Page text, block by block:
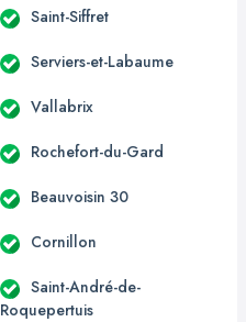
Saint-Siffret
Serviers-et-Labaume
Vallabrix
Rochefort-du-Gard
Beauvoisin 30
Cornillon
Saint-André-de-
Roquepertuis